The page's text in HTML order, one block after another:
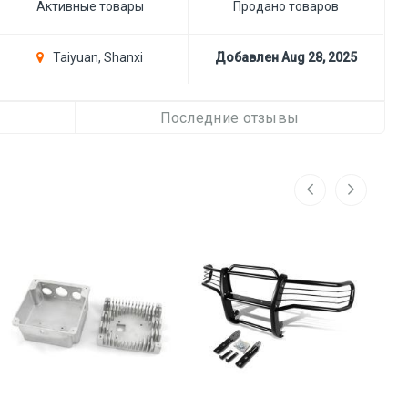
Активные товары Продано товаров
Taiyuan, Shanxi Добавлен Aug 28, 2025
Последние отзывы